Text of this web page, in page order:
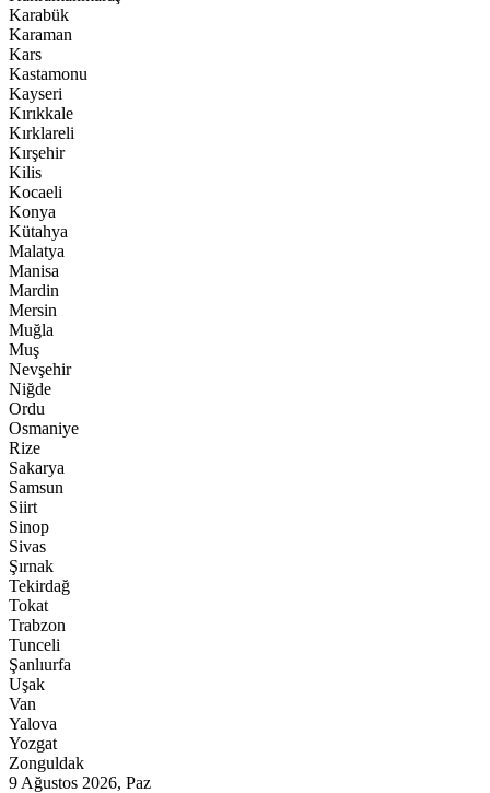
Karabük
Karaman
Kars
Kastamonu
Kayseri
Kırıkkale
Kırklareli
Kırşehir
Kilis
Kocaeli
Konya
Kütahya
Malatya
Manisa
Mardin
Mersin
Muğla
Muş
Nevşehir
Niğde
Ordu
Osmaniye
Rize
Sakarya
Samsun
Siirt
Sinop
Sivas
Şırnak
Tekirdağ
Tokat
Trabzon
Tunceli
Şanlıurfa
Uşak
Van
Yalova
Yozgat
Zonguldak
9 Ağustos 2026, Paz